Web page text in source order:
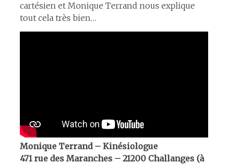
cartésien et Monique Terrand nous explique
tout cela très bien…
Monique Terrand – Kinésiologue
471 rue des Maranches – 21200 Challanges (à